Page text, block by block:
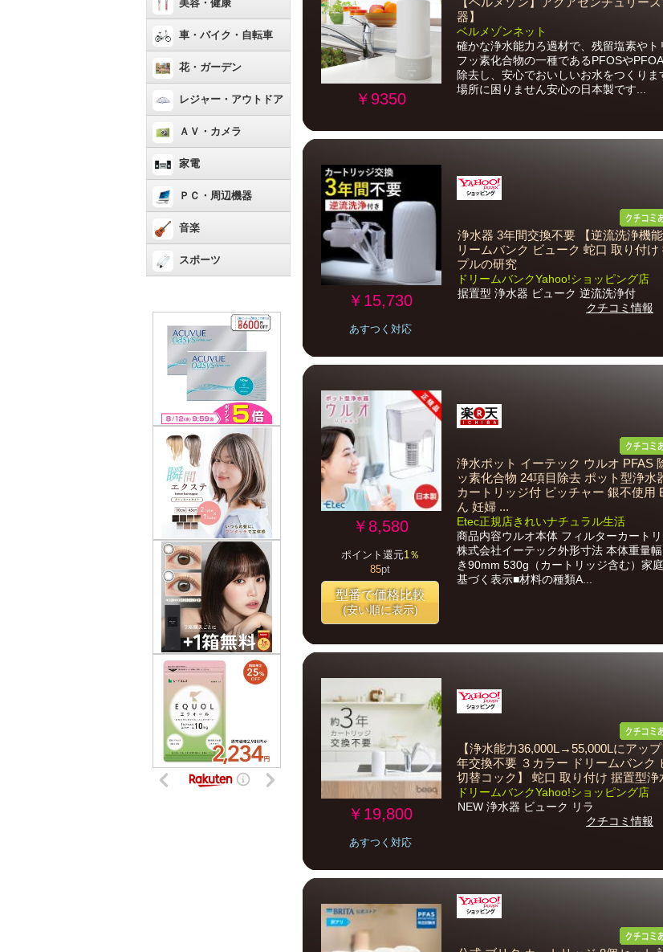
美容・健康
車・バイク・自転車
花・ガーデン
レジャー・アウトドア
ＡＶ・カメラ
家電
ＰＣ・周辺機器
音楽
スポーツ
￥9350
器】
ベルメゾンネット
確かな浄水能力ろ過材で、残留塩素やト
フッ素化合物の一種であるPFOSや
除去し、安心でおいしいお水をつくりま
場所に困りません安心の日本製です...
￥15,730
あすつく対応
浄水器 3年間交換不要 【逆流洗浄機
リームバンク ビューク 蛇口 取り付
プルの研究
ドリームバンクYahoo!ショッピング店
据置型 浄水器 ビューク 逆流洗浄付
クチコミ情報
￥8,580
ポイント還元1％
85pt
型番で価格比較
(安い順に表示)
浄水ポット イーテック ウルオ PFAS
ッ素化合物 24項目除去 ポット型浄水
カートリッジ付 ピッチャー 銀不使用
ん 妊婦 ...
Etec正規店きれいナチュラル生活
商品内容ウルオ本体 フィルターカート
株式会社イーテック外形寸法 本体重量
き90mm 530g（カートリッジ含む）家
基づく表示■材料の種類A...
￥19,800
あすつく対応
【浄水能力36,000L→55,000Lにアッ
年交換不要 ３カラー ドリームバンク
切替コック】 蛇口 取り付け 据置型浄
ドリームバンクYahoo!ショッピング店
NEW 浄水器 ビューク リラ
クチコミ情報